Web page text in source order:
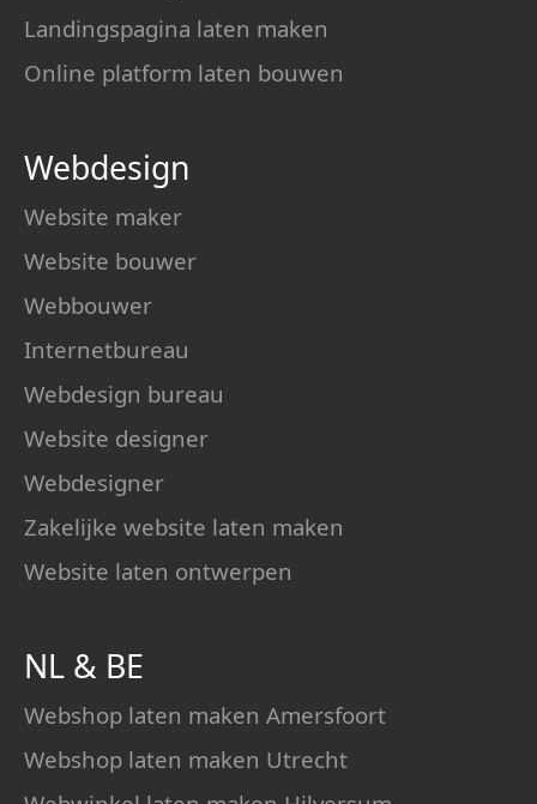
Landingspagina laten maken
Online platform laten bouwen
Webdesign
Website maker
Website bouwer
Webbouwer
Internetbureau
Webdesign bureau
Website designer
Webdesigner
Zakelijke website laten maken
Website laten ontwerpen
NL & BE
Webshop laten maken Amersfoort
Webshop laten maken Utrecht